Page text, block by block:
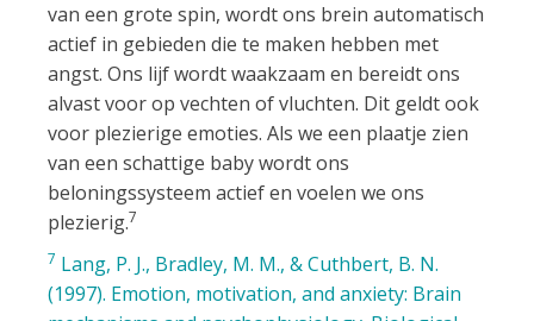
van een grote spin, wordt ons brein automatisch
actief in gebieden die te maken hebben met
angst. Ons lijf wordt waakzaam en bereidt ons
alvast voor op vechten of vluchten. Dit geldt ook
voor plezierige emoties. Als we een plaatje zien
van een schattige baby wordt ons
beloningssysteem actief en voelen we ons
plezierig.7
7 Lang, P. J., Bradley, M. M., & Cuthbert, B. N.
(1997). Emotion, motivation, and anxiety: Brain